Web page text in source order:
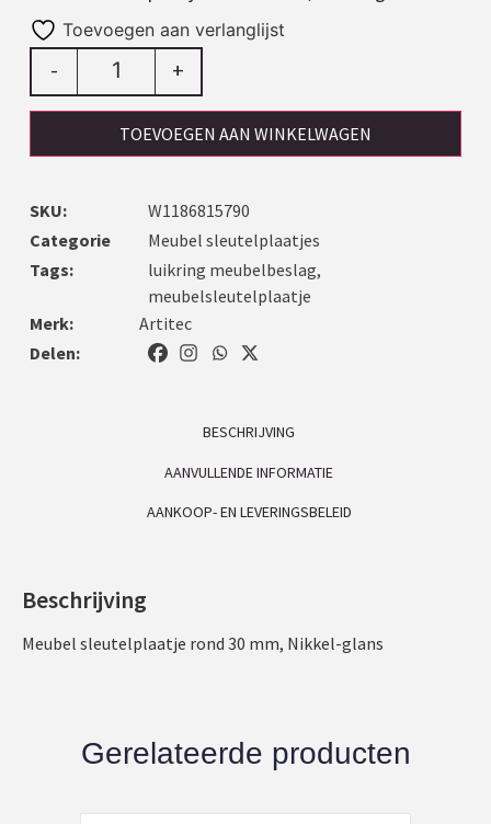
Toevoegen aan verlanglijst
- +
TOEVOEGEN AAN WINKELWAGEN
SKU:
W1186815790
Categorie
Meubel sleutelplaatjes
Tags:
luikring meubelbeslag,
meubelsleutelplaatje
Merk:
Artitec
Delen:
BESCHRIJVING
AANVULLENDE INFORMATIE
AANKOOP- EN LEVERINGSBELEID
Beschrijving
Meubel sleutelplaatje rond 30 mm, Nikkel-glans
Gerelateerde producten